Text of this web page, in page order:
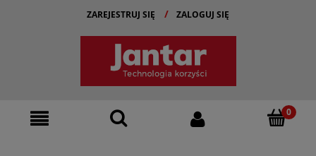
ZAREJESTRUJ SIĘ ZALOGUJ SIĘ